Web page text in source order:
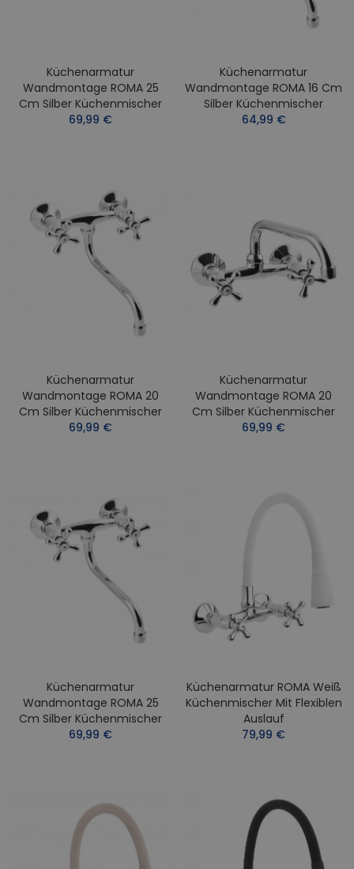
Küchenarmatur
Wandmontage ROMA 25
Cm Silber Küchenmischer
69,99 €
Küchenarmatur
Wandmontage ROMA 16 Cm
Silber Küchenmischer
64,99 €
Küchenarmatur
Wandmontage ROMA 20
Cm Silber Küchenmischer
69,99 €
Küchenarmatur
Wandmontage ROMA 20
Cm Silber Küchenmischer
69,99 €
Küchenarmatur
Wandmontage ROMA 25
Cm Silber Küchenmischer
69,99 €
Küchenarmatur ROMA Weiß
Küchenmischer Mit Flexiblen
Auslauf
79,99 €